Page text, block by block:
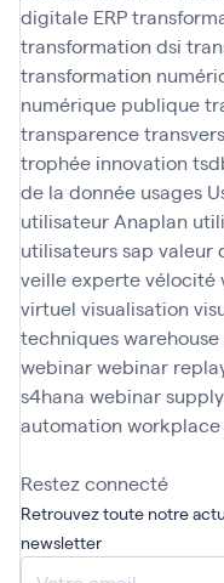
digitale ERP
transformation dsi
transformation
numérique publique
transparence
trophée innovation
de la donnée usages
utilisateur Anaplan
utilisateurs sap valeur
veille expertevélocité
virtuel visualisation
techniqueswarehouse
webinarwebinar
s4hana webinar
automation workplace
Restez connecté
Retrouvez toute notre
newsletter